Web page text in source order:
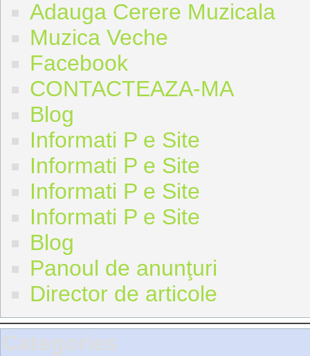
Adauga Cerere Muzicala
Muzica Veche
Facebook
CONTACTEAZA-MA
Blog
Informati P e Site
Informati P e Site
Informati P e Site
Informati P e Site
Blog
Panoul de anunţuri
Director de articole
Categories